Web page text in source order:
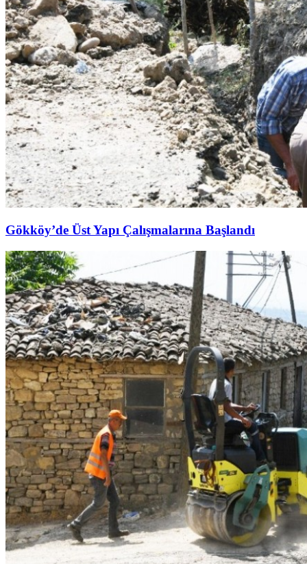
Gökköy’de Üst Yapı Çalışmalarına Başlandı